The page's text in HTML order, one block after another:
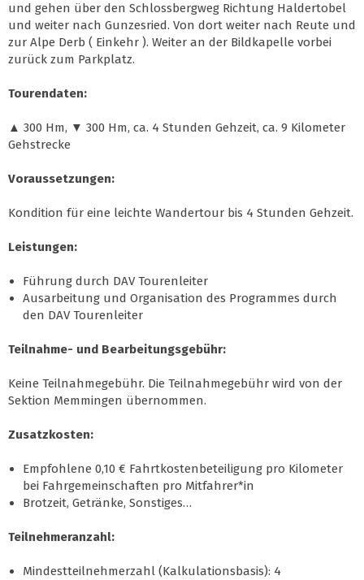
und gehen über den Schlossbergweg Richtung Haldertobel
und weiter nach Gunzesried. Von dort weiter nach Reute und
zur Alpe Derb ( Einkehr ). Weiter an der Bildkapelle vorbei
zurück zum Parkplatz.
Tourendaten:
▲ 300 Hm, ▼ 300 Hm, ca. 4 Stunden Gehzeit, ca. 9 Kilometer
Gehstrecke
Voraussetzungen:
Kondition für eine leichte Wandertour bis 4 Stunden Gehzeit.
Leistungen:
Führung durch DAV Tourenleiter
Ausarbeitung und Organisation des Programmes durch
den DAV Tourenleiter
Teilnahme- und Bearbeitungsgebühr:
Keine Teilnahmegebühr. Die Teilnahmegebühr wird von der
Sektion Memmingen übernommen.
Zusatzkosten:
Empfohlene 0,10 € Fahrtkostenbeteiligung pro Kilometer
bei Fahrgemeinschaften pro Mitfahrer*in
Brotzeit, Getränke, Sonstiges…
Teilnehmeranzahl:
Mindestteilnehmerzahl (Kalkulationsbasis): 4